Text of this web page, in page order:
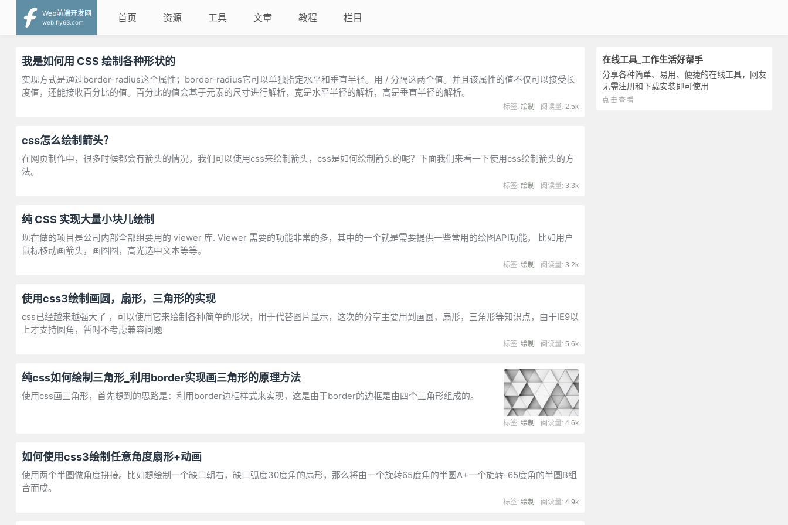
Web前端开发网
web.fly63.com
首页 资源 工具 文章 教程 栏目
在线工具_工作生活好帮手
分享各种简单、易用、便捷的在线工具，网友
无需注册和下载安装即可使用
点击查看
我是如何用 CSS 绘制各种形状的
实现方式是通过border-radius这个属性；border-radius它可以单独指定水平和垂直半径。用 / 分隔这两个值。并且该属性的值不仅可以接受长
度值，还能接收百分比的值。百分比的值会基于元素的尺寸进行解析，宽是水平半径的解析，高是垂直半径的解析。
阅读量:2.5k
标签:绘制
css怎么绘制箭头？
在网页制作中，很多时候都会有箭头的情况，我们可以使用css来绘制箭头，css是如何绘制箭头的呢？下面我们来看一下使用css绘制箭头的方
法。
阅读量:3.3k
标签:绘制
纯 CSS 实现大量小块儿绘制
现在做的项目是公司内部全部组要用的 viewer 库. Viewer 需要的功能非常的多，其中的一个就是需要提供一些常用的绘图API功能， 比如用户
鼠标移动画箭头，画圈圈，高光选中文本等等。
阅读量:3.2k
标签:绘制
使用css3绘制画圆，扇形，三角形的实现
css已经越来越强大了 ，可以使用它来绘制各种简单的形状，用于代替图片显示，这次的分享主要用到画圆，扇形，三角形等知识点，由于IE9以
上才支持圆角，暂时不考虑兼容问题
阅读量:5.6k
标签:绘制
纯css如何绘制三角形_利用border实现画三角形的原理方法
使用css画三角形，首先想到的思路是：利用border边框样式来实现，这是由于border的边框是由四个三角形组成的。
阅读量:4.6k
标签:绘制
如何使用css3绘制任意角度扇形+动画
使用两个半圆做角度拼接。比如想绘制一个缺口朝右，缺口弧度30度角的扇形，那么将由一个旋转65度角的半圆A+一个旋转-65度角的半圆B组
合而成。
阅读量:4.9k
标签:绘制